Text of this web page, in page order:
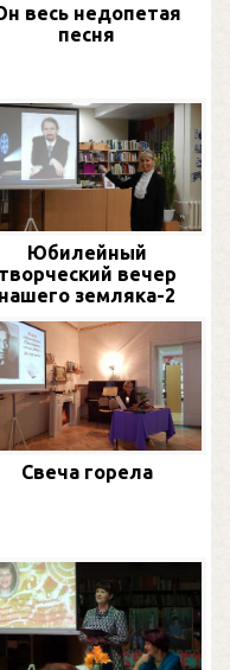
весь недопетая
песня
Юбилейный
творческий вечер
нашего земляка-2
Свеча горела